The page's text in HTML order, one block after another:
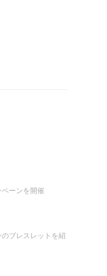
ーンを開催
ブレスレットを紹